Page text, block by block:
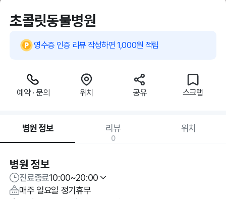
초콜릿동물병원
영수증 인증 리뷰 작성하면 1,000원 적립
예약 · 문의 위치 공유 스크랩
병원 정보 리뷰
0
위치
병원 정보
진료종료10:00~20:00
매주 일요일 정기휴무